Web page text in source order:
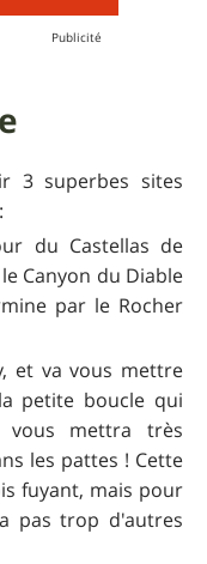
3 superbes sites
du Castellas de
Canyon du Diable
par le Rocher
et va vous mettre
petite boucle qui
vous mettra très
les pattes ! Cette
fuyant, mais pour
pas trop d'autres